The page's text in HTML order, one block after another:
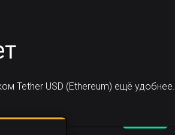
Tether USD (Ethereum) ещё удобнее.